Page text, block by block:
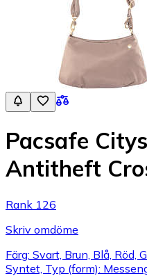
Pacsafe
Antitheft
Rank 126
Skriv omdöme
Färg: Svart, Brun, Blå, Röd,
Syntet, Typ (form):